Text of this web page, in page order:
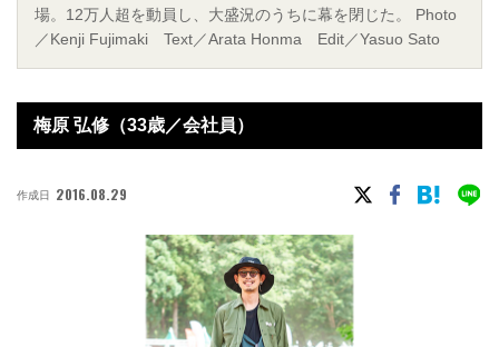
場。12万人超を動員し、大盛況のうちに幕を閉じた。 Photo
／Kenji Fujimaki Text／Arata Honma Edit／Yasuo Sato
梅原 弘修（33歳／会社員）
作成日 2016.08.29